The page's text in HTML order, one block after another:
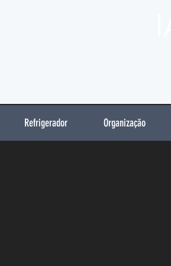
Refrigerador Organização